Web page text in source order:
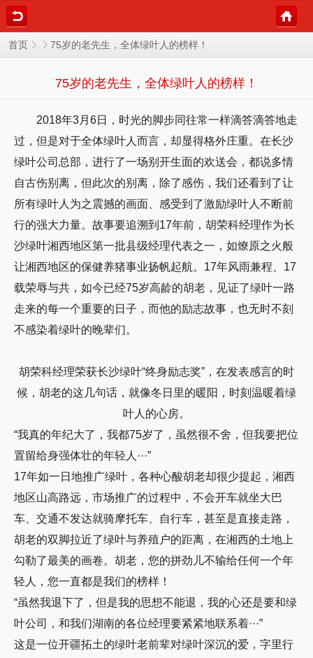
首页 75岁的老先生，全体绿叶人的榜样！
75岁的老先生，全体绿叶人的榜样！
2018年3月6日，时光的脚步同往常一样滴答滴答地走
过，但是对于全体绿叶人而言，却显得格外庄重。在长沙
绿叶公司总部，进行了一场别开生面的欢送会，都说多情
自古伤别离，但此次的别离，除了感伤，我们还看到了让
所有绿叶人为之震撼的画面、感受到了激励绿叶人不断前
行的强大力量。故事要追溯到17年前，胡荣科经理作为长
沙绿叶湘西地区第一批县级经理代表之一，如燎原之火般
让湘西地区的保健养猪事业扬帆起航。17年风雨兼程、17
载荣辱与共，如今已经75岁高龄的胡老，见证了绿叶一路
走来的每一个重要的日子，而他的励志故事，也无时不刻
不感染着绿叶的晚辈们。
胡荣科经理荣获长沙绿叶“终身励志奖”，在发表感言的时
候，胡老的这几句话，就像冬日里的暖阳，时刻温暖着绿
叶人的心房。
“我真的年纪大了，我都75岁了，虽然很不舍，但我要把位
置留给身强体壮的年轻人···”
17年如一日地推广绿叶，各种心酸胡老却很少提起，湘西
地区山高路远，市场推广的过程中，不会开车就坐大巴
车、交通不发达就骑摩托车、自行车，甚至是直接走路，
胡老的双脚拉近了绿叶与养殖户的距离，在湘西的土地上
勾勒了最美的画卷。胡老，您的拼劲儿不输给任何一个年
轻人，您一直都是我们的榜样！
“虽然我退下了，但是我的思想不能退，我的心还是要和绿
叶公司，和我们湖南的各位经理要紧紧地联系着···”
这是一位开疆拓土的绿叶老前辈对绿叶深沉的爱，字里行